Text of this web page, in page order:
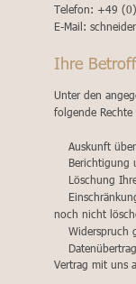
Telefon: +49
E-Mail:
Ihre
Unter den
folgende Rechte
Auskunft
Löschung
noch nicht
Widerspruch
Vertrag mit uns